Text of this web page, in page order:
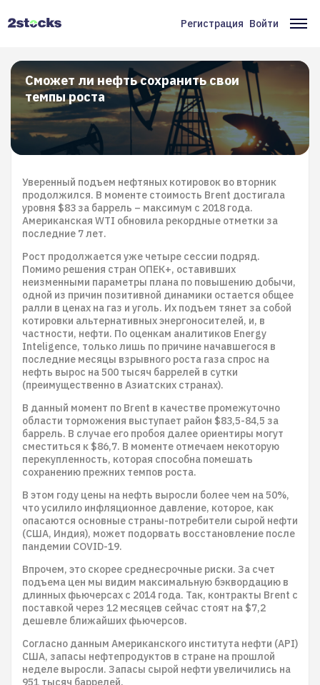
Меню
учётной
записи
пользователя
Регистрация Войти
Сможет ли нефть сохранить свои
темпы роста
Уверенный подъем нефтяных котировок во вторник
продолжился. В моменте стоимость Brent достигала
уровня $83 за баррель – максимум с 2018 года.
Американская WTI обновила рекордные отметки за
последние 7 лет.
Рост продолжается уже четыре сессии подряд.
Помимо решения стран ОПЕК+, оставивших
неизменными параметры плана по повышению добычи,
одной из причин позитивной динамики остается общее
ралли в ценах на газ и уголь. Их подъем тянет за собой
котировки альтернативных энергоносителей, и, в
частности, нефти. По оценкам аналитиков Energy
Inteligence, только лишь по причине начавшегося в
последние месяцы взрывного роста газа спрос на
нефть вырос на 500 тысяч баррелей в сутки
(преимущественно в Азиатских странах).
В данный момент по Brent в качестве промежуточно
области торможения выступает район $83,5-84,5 за
баррель. В случае его пробоя далее ориентиры могут
сместиться к $86,7. В моменте отмечаем некоторую
перекупленность, которая способна помешать
сохранению прежних темпов роста.
В этом году цены на нефть выросли более чем на 50%,
что усилило инфляционное давление, которое, как
опасаются основные страны-потребители сырой нефти
(США, Индия), может подорвать восстановление после
пандемии COVID-19.
Впрочем, это скорее среднесрочные риски. За счет
подъема цен мы видим максимальную бэквордацию в
длинных фьючерсах с 2014 года. Так, контракты Brent с
поставкой через 12 месяцев сейчас стоят на $7,2
дешевле ближайших фьючерсов.
Согласно данным Американского института нефти (API)
США, запасы нефтепродуктов в стране на прошлой
неделе выросли. Запасы сырой нефти увеличились на
951 тысяч баррелей.